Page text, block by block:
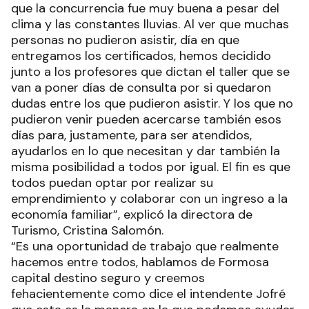
que la concurrencia fue muy buena a pesar del
clima y las constantes lluvias. Al ver que muchas
personas no pudieron asistir, día en que
entregamos los certificados, hemos decidido
junto a los profesores que dictan el taller que se
van a poner días de consulta por si quedaron
dudas entre los que pudieron asistir. Y los que no
pudieron venir pueden acercarse también esos
días para, justamente, para ser atendidos,
ayudarlos en lo que necesitan y dar también la
misma posibilidad a todos por igual. El fin es que
todos puedan optar por realizar su
emprendimiento y colaborar con un ingreso a la
economía familiar”, explicó la directora de
Turismo, Cristina Salomón.
“Es una oportunidad de trabajo que realmente
hacemos entre todos, hablamos de Formosa
capital destino seguro y creemos
fehacientemente como dice el intendente Jofré